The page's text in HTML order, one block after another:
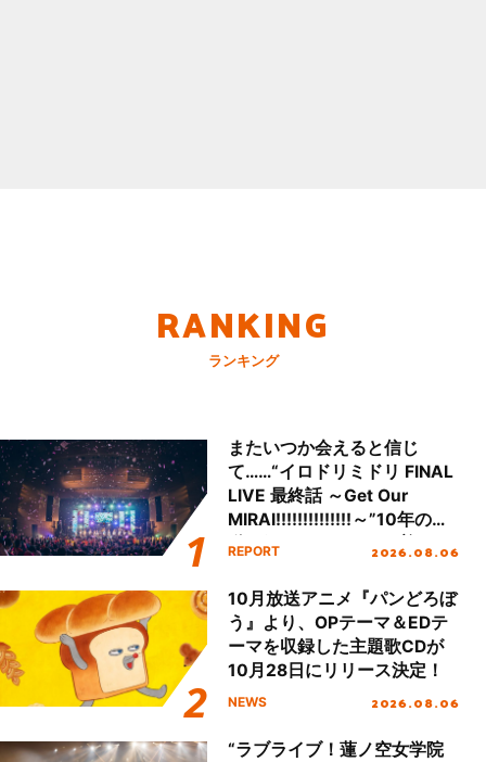
RANKING
ランキング
またいつか会えると信じ
て……“イロドリミドリ FINAL
LIVE 最終話 ～Get Our
MIRAI!!!!!!!!!!!!!!～”10年の活
動を経てファイナルを迎える
REPORT 2026.08.06
10月放送アニメ『パンどろぼ
う』より、OPテーマ＆EDテ
ーマを収録した主題歌CDが
10月28日にリリース決定！
NEWS 2026.08.06
“ラブライブ！蓮ノ空女学院